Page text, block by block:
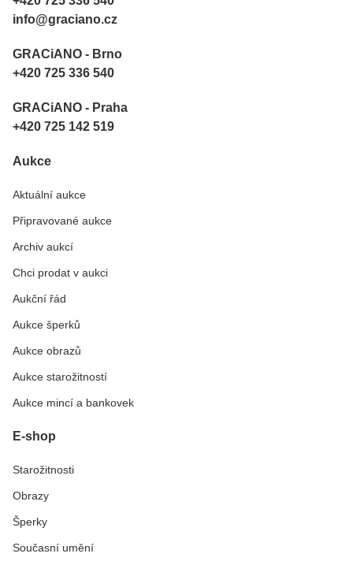
info@graciano.cz
GRACiANO - Brno
+420 725 336 540
GRACiANO - Praha
+420 725 142 519
Aukce
Aktuální aukce
Připravované aukce
Archiv aukcí
Chci prodat v aukci
Aukční řád
Aukce šperků
Aukce obrazů
Aukce starožitností
Aukce mincí a bankovek
E-shop
Starožitnosti
Obrazy
Šperky
Současní umění